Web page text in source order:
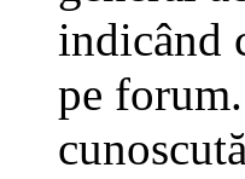
indicând
pe